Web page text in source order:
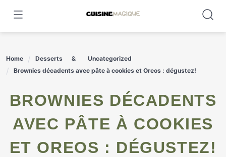
content
Home Desserts
Uncategorized
Brownies décadents avec pâte à cookies et Oreos : dégustez!
BROWNIES DÉCADENTS
AVEC PÂTE À COOKIES
ET OREOS : DÉGUSTEZ!